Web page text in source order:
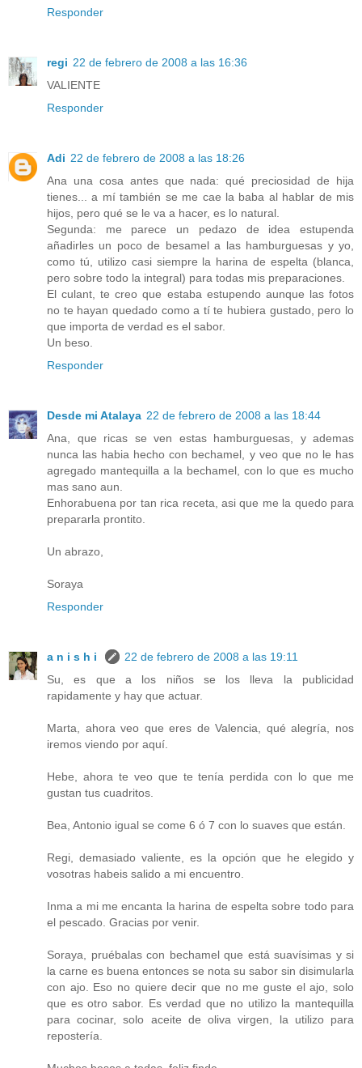
Responder
regi 22 de febrero de 2008 a las 16:36
VALIENTE
Responder
Adi 22 de febrero de 2008 a las 18:26
Ana una cosa antes que nada: qué preciosidad de hija
tienes... a mí también se me cae la baba al hablar de mis
hijos, pero qué se le va a hacer, es lo natural.
Segunda: me parece un pedazo de idea estupenda
añadirles un poco de besamel a las hamburguesas y yo,
como tú, utilizo casi siempre la harina de espelta (blanca,
pero sobre todo la integral) para todas mis preparaciones.
El culant, te creo que estaba estupendo aunque las fotos
no te hayan quedado como a tí te hubiera gustado, pero lo
que importa de verdad es el sabor.
Un beso.
Responder
Desde mi Atalaya 22 de febrero de 2008 a las 18:44
Ana, que ricas se ven estas hamburguesas, y ademas
nunca las habia hecho con bechamel, y veo que no le has
agregado mantequilla a la bechamel, con lo que es mucho
mas sano aun.
Enhorabuena por tan rica receta, asi que me la quedo para
prepararla prontito.
Un abrazo,
Soraya
Responder
a n i s h i
22 de febrero de 2008 a las 19:11
Su, es que a los niños se los lleva la publicidad
rapidamente y hay que actuar.
Marta, ahora veo que eres de Valencia, qué alegría, nos
iremos viendo por aquí.
Hebe, ahora te veo que te tenía perdida con lo que me
gustan tus cuadritos.
Bea, Antonio igual se come 6 ó 7 con lo suaves que están.
Regi, demasiado valiente, es la opción que he elegido y
vosotras habeis salido a mi encuentro.
Inma a mi me encanta la harina de espelta sobre todo para
el pescado. Gracias por venir.
Soraya, pruébalas con bechamel que está suavísimas y si
la carne es buena entonces se nota su sabor sin disimularla
con ajo. Eso no quiere decir que no me guste el ajo, solo
que es otro sabor. Es verdad que no utilizo la mantequilla
para cocinar, solo aceite de oliva virgen, la utilizo para
repostería.